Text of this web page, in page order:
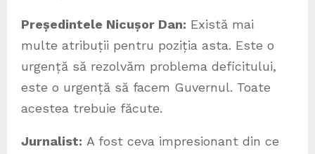
Președintele Nicușor Dan: Există mai
multe atribuții pentru poziția asta. Este o
urgență să rezolvăm problema deficitului,
este o urgență să facem Guvernul. Toate
acestea trebuie făcute.
Jurnalist: A fost ceva impresionant din ce